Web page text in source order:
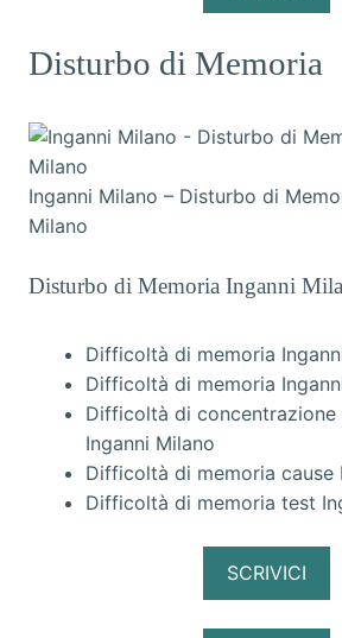
Disturbo di Memoria
Inganni Milano – Disturbo di
Milano
Disturbo di Memoria Inganni
Difficoltà di memoria
Difficoltà di memoria
Difficoltà di concentrazione
Inganni Milano
Difficoltà di memoria cause
Difficoltà di memoria test
SCRIVICI